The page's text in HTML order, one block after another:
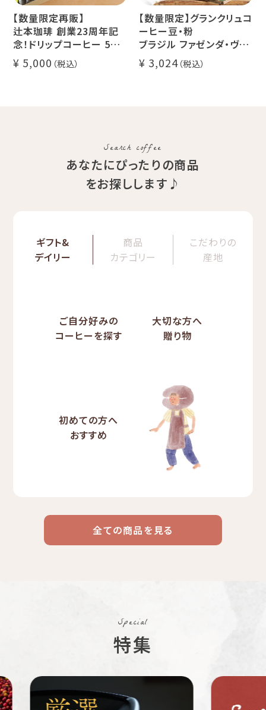
【数量限定再販】
辻本珈琲 創業23周年記
念！ドリップコーヒー 5種
50杯セット
アニバーサリーブレンド
5,000
【数量限定】グランクリュコ
ーヒー豆・粉
ブラジル ファゼンダ・ヴァ
レ・ド・クリスタル（100g /
200g / 1kg）
3,024
Search coffee
あなたにぴったりの商品
をお探しします♪
ギフト&
デイリー
商品
カテゴリー
こだわりの
産地
ご自分好みの
コーヒーを探す
大切な方へ
贈り物
初めての方へ
おすすめ
コーヒー
リキッド
コーヒー
豆・粉
デカフェ
ケニア
ペルー ブラジル
全ての商品を見る
Special
特集